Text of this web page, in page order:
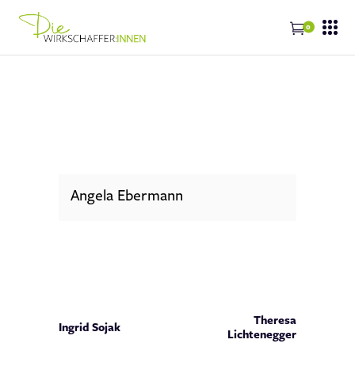
0
Angela Ebermann
Ingrid Sojak
Theresa
Lichtenegger